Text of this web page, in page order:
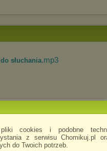
pliki cookies i podobne
z serwisu Chomikuj.pl
do Twoich potrzeb.
słuchania.mp3
.mp3